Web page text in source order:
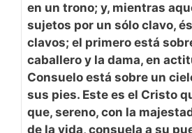
en un trono; y, mientras
sujetos por un sólo clavo,
clavos; el primero está
caballero y la dama, en
Consuelo está sobre un
sus pies. Este es el Cristo
que, sereno, con la
de la vida, consuela a su